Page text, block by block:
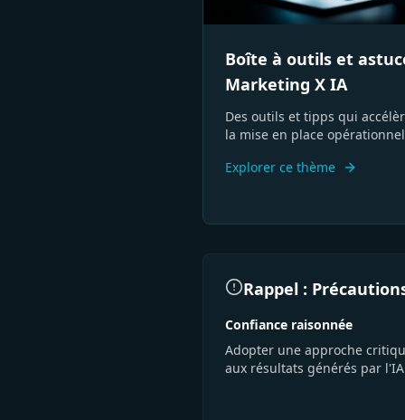
Boîte à outils et
Marketing X IA
Des outils et tipps qui
la mise en place
Explorer ce thème
Rappel :
Confiance raisonnée
Adopter une approche
aux résultats générés par l'IA